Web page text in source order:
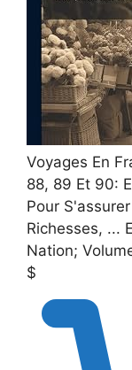
Voyages En
88, 89 Et 90:
Pour
Richesses, ...
Nation;
$